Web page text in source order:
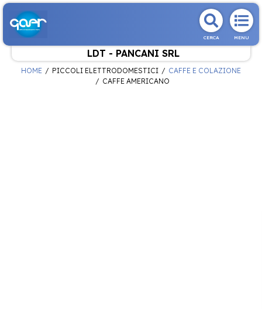
CERCA MENU
LDT - PANCANI SRL
HOME PICCOLI ELETTRODOMESTICI
CAFFE E COLAZIONE
CAFFE AMERICANO